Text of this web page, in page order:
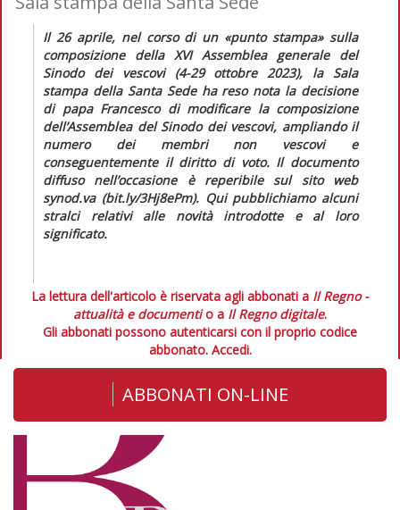
Il 26 aprile, nel corso di un «punto stampa» sulla
composizione della XVI Assemblea generale del
Sinodo dei vescovi (4-29 ottobre 2023), la Sala
stampa della Santa Sede ha reso nota la decisione
di papa Francesco di modificare la composizione
dell’Assemblea del Sinodo dei vescovi, ampliando il
numero dei membri non vescovi e
conseguentemente il diritto di voto. Il documento
diffuso nell’occasione è reperibile sul sito web
synod.va (bit.ly/3Hj8ePm). Qui pubblichiamo alcuni
stralci relativi alle novità introdotte e al loro
significato.
La lettura dell'articolo è riservata agli abbonati a Il Regno -
attualità e documentio a Il Regno digitale.
Gli abbonati possono autenticarsi con il proprio codice
abbonato. Accedi.
ABBONATI ON-LINE